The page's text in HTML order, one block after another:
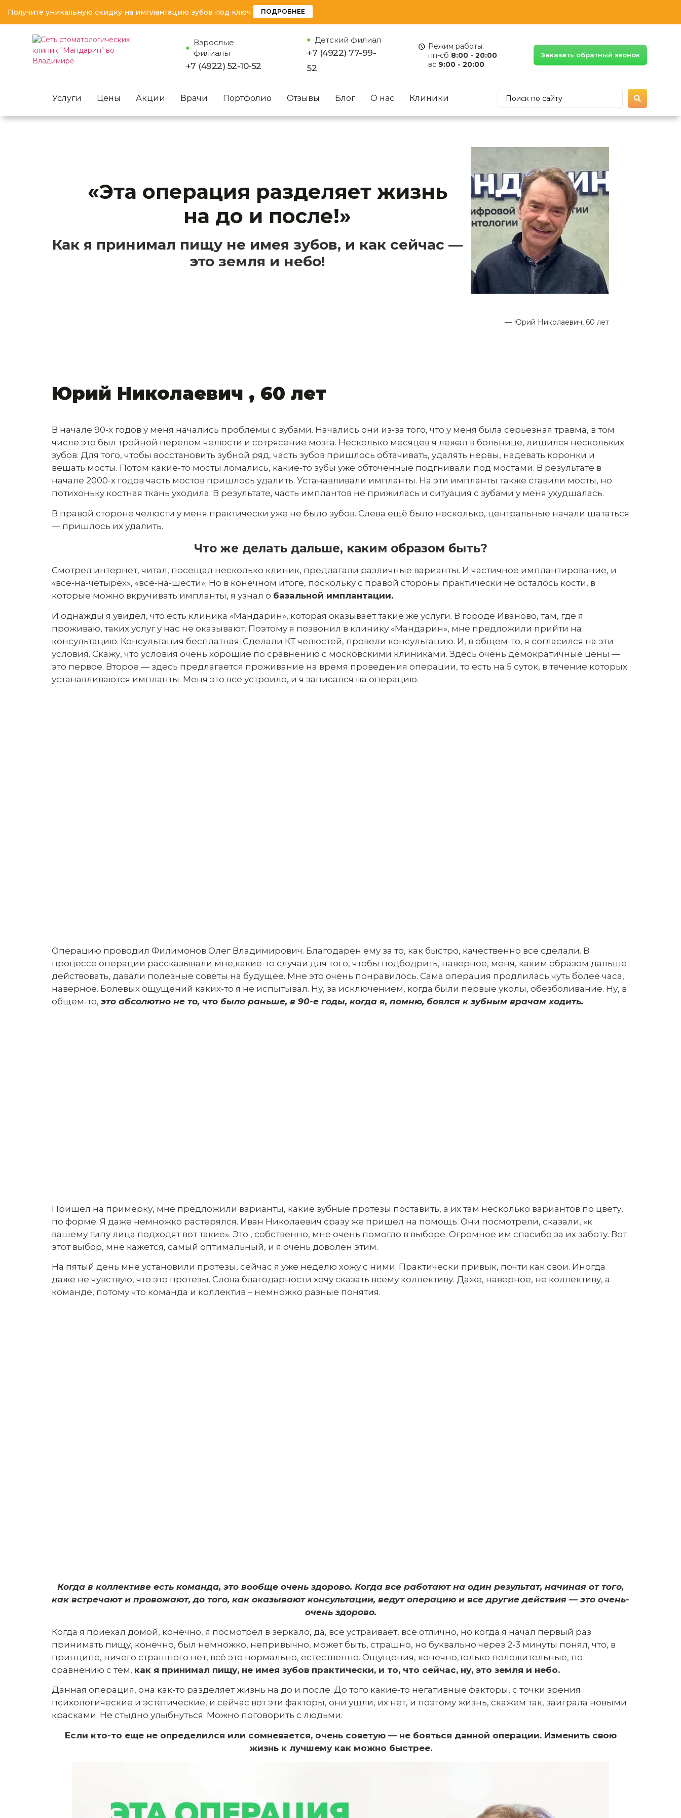
Получите уникальную скидку на имплантацию зубов под ключ ПОДРОБНЕЕ
Взрослые
филиалы
+7 (4922) 52-10-52
Детский филиал
+7 (4922) 77-99-
52
Режим работы:
пн-сб 8:00 - 20:00
вс 9:00 - 20:00
Заказать обратный звонок
Услуги Цены Акции Врачи Портфолио Отзывы Блог О нас Клиники
«Эта операция разделяет жизнь
на до и после!»
Как я принимал пищу не имея зубов, и как сейчас —
это земля и небо!
— Юрий Николаевич, 60 лет
Юрий Николаевич , 60 лет
В начале 90-х годов у меня начались проблемы с зубами. Начались они из-за того, что у меня была серьезная травма, в том
числе это был тройной перелом челюсти и сотрясение мозга. Несколько месяцев я лежал в больнице, лишился нескольких
зубов. Для того, чтобы восстановить зубной ряд, часть зубов пришлось обтачивать, удалять нервы, надевать коронки и
вешать мосты. Потом какие-то мосты ломались, какие-то зубы уже обточенные подгнивали под мостами. В результате в
начале 2000-х годов часть мостов пришлось удалить. Устанавливали импланты. На эти импланты также ставили мосты, но
потихоньку костная ткань уходила. В результате, часть имплантов не прижилась и ситуация с зубами у меня ухудшалась.
В правой стороне челюсти у меня практически уже не было зубов. Слева ещё было несколько, центральные начали шататься
— пришлось их удалить.
Что же делать дальше, каким образом быть?
Смотрел интернет, читал, посещал несколько клиник, предлагали различные варианты. И частичное имплантирование, и
«всё-на-четырёх», «всё-на-шести». Но в конечном итоге, поскольку с правой стороны практически не осталось кости, в
которые можно вкручивать импланты, я узнал о базальной имплантации.
И однажды я увидел, что есть клиника «Мандарин», которая оказывает такие же услуги. В городе Иваново, там, где я
проживаю, таких услуг у нас не оказывают. Поэтому я позвонил в клинику «Мандарин», мне предложили прийти на
консультацию. Консультация бесплатная. Сделали КТ челюстей, провели консультацию. И, в общем-то, я согласился на эти
условия. Скажу, что условия очень хорошие по сравнению с московскими клиниками. Здесь очень демократичные цены —
это первое. Второе — здесь предлагается проживание на время проведения операции, то есть на 5 суток, в течение которых
устанавливаются импланты. Меня это все устроило, и я записался на операцию.
Операцию проводил Филимонов Олег Владимирович. Благодарен ему за то, как быстро, качественно все сделали. В
процессе операции рассказывали мне,какие-то случаи для того, чтобы подбодрить, наверное, меня, каким образом дальше
действовать, давали полезные советы на будущее. Мне это очень понравилось. Сама операция продлилась чуть более часа,
наверное. Болевых ощущений каких-то я не испытывал. Ну, за исключением, когда были первые уколы, обезболивание. Ну, в
общем-то, это абсолютно не то, что было раньше, в 90-е годы, когда я, помню, боялся к зубным врачам ходить.
Пришел на примерку, мне предложили варианты, какие зубные протезы поставить, а их там несколько вариантов по цвету,
по форме. Я даже немножко растерялся. Иван Николаевич сразу же пришел на помощь. Они посмотрели, сказали, «к
вашему типу лица подходят вот такие». Это , собственно, мне очень помогло в выборе. Огромное им спасибо за их заботу. Вот
этот выбор, мне кажется, самый оптимальный, и я очень доволен этим.
На пятый день мне установили протезы, сейчас я уже неделю хожу с ними. Практически привык, почти как свои. Иногда
даже не чувствую, что это протезы. Слова благодарности хочу сказать всему коллективу. Даже, наверное, не коллективу, а
команде, потому что команда и коллектив – немножко разные понятия.
Когда в коллективе есть команда, это вообще очень здорово. Когда все работают на один результат, начиная от того,
как встречают и провожают, до того, как оказывают консультации, ведут операцию и все другие действия — это очень-
очень здорово.
Когда я приехал домой, конечно, я посмотрел в зеркало, да, всё устраивает, всё отлично, но когда я начал первый раз
принимать пищу, конечно, был немножко, непривычно, может быть, страшно, но буквально через 2-3 минуты понял, что, в
принципе, ничего страшного нет, всё это нормально, естественно. Ощущения, конечно,только положительные, по
сравнению с тем, как я принимал пищу, не имея зубов практически, и то, что сейчас, ну, это земля и небо.
Данная операция, она как-то разделяет жизнь на до и после. До того какие-то негативные факторы, с точки зрения
психологические и эстетические, и сейчас вот эти факторы, они ушли, их нет, и поэтому жизнь, скажем так, заиграла новыми
красками. Не стыдно улыбнуться. Можно поговорить с людьми.
Если кто-то еще не определился или сомневается, очень советую — не бояться данной операции. Изменить свою
жизнь к лучшему как можно быстрее.